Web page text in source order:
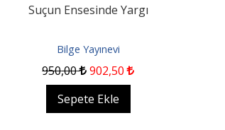
Suçun Ensesinde Yargı
Bilge Yayınevi
950,00 902,50
Sepete Ekle